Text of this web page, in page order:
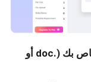
الخطوة 1. قم بتحميل ملف Word الخاص بك (.doc أو